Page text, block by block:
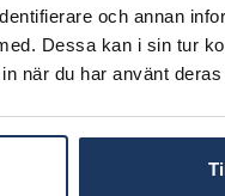
och annan
Dessa kan i sin tur
när du har använt deras
2-8.1
73.9